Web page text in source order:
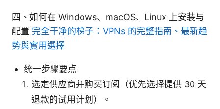
四、如何在 Windows、macOS、Linux 上安装与
配置 完全干净的梯子：VPNs 的完整指南、最新趋
势與實用選擇
统一步骤要点
选定供应商并购买订阅（优先选择提供 30 天
退款的试用计划）。